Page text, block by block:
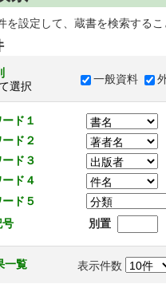
を設定して、蔵書を検索するこ
選択
一般資料
ド１
ド２
ド３
ド４
ド５
号
別置
一覧 表示件数